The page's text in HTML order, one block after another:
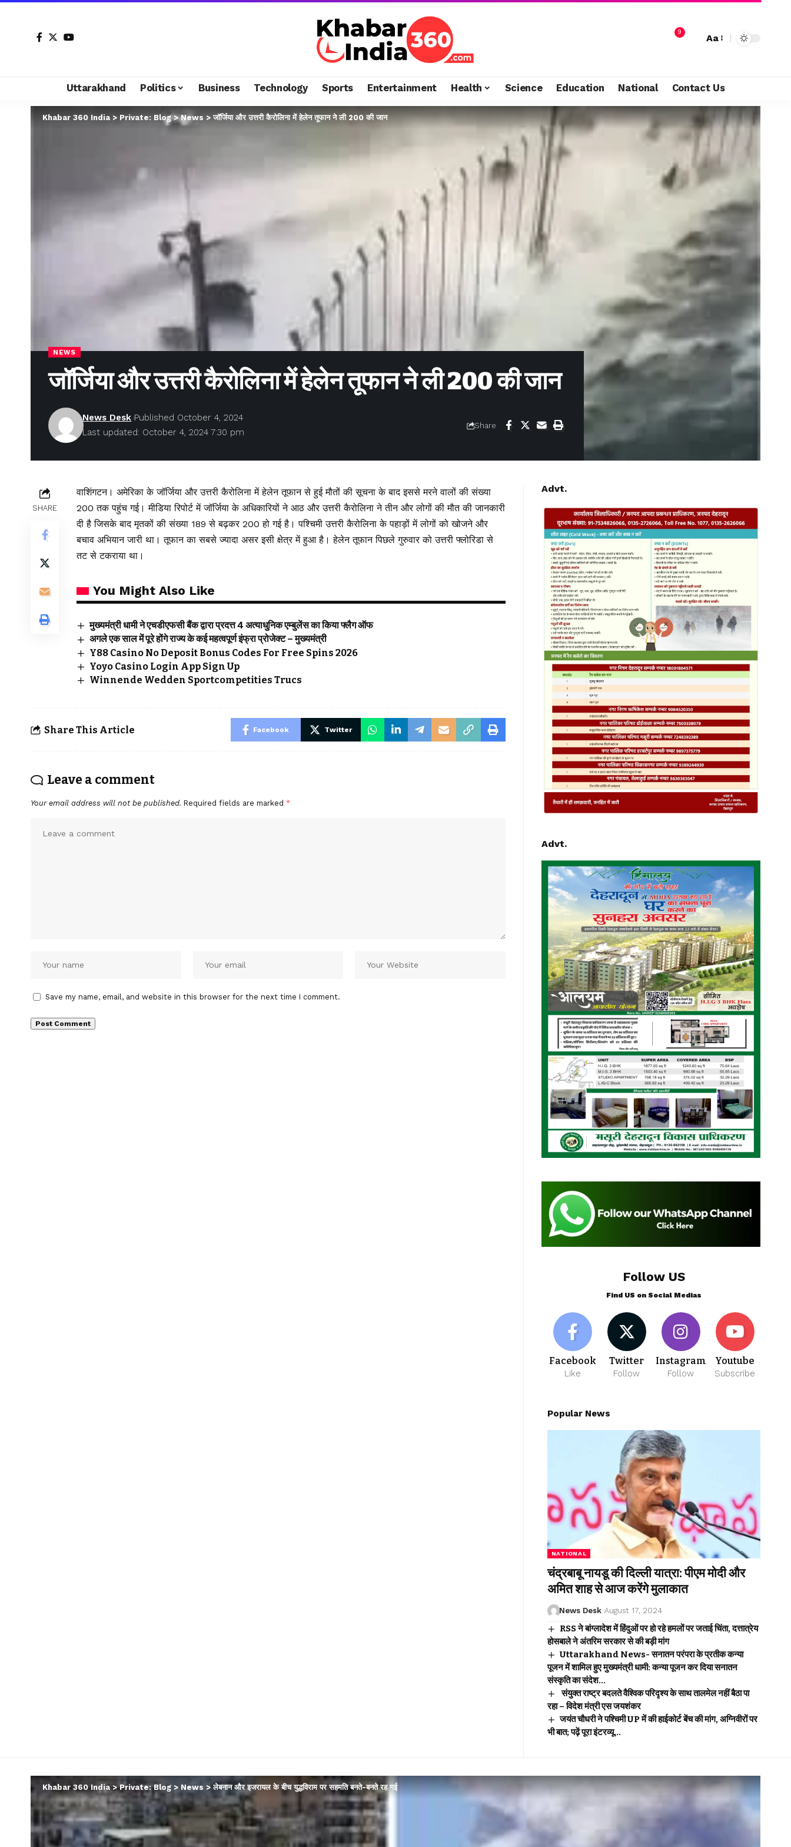
9
Aa
Uttarakhand Politics Business Technology Sports Entertainment Health Science Education National Contact Us
Khabar 360 India > Private: Blog>News > जॉर्जिया और उत्तरी कैरोलिना में हेलेन तूफान ने ली 200 की जान
NEWS
जॉर्जिया और उत्तरी कैरोलिना में हेलेन तूफान ने ली 200 की जान
Last updated: October 4, 2024 7:30 pm
News Desk Published October 4, 2024
Share
SHARE
वाशिंगटन। अमेरिका के जॉर्जिया और उत्तरी कैरोलिना में हेलेन तूफान से हुई मौतों की सूचना के बाद इससे मरने वालों की संख्या
200 तक पहुंच गई। मीडिया रिपोर्ट में जॉर्जिया के अधिकारियों ने आठ और उत्तरी कैरोलिना ने तीन और लोगों की मौत की जानकारी
दी है जिसके बाद मृतकों की संख्या 189 से बढ़कर 200 हो गई है। पश्चिमी उत्तरी कैरोलिना के पहाड़ों में लोगों को खोजने और
बचाव अभियान जारी था। तूफान का सबसे ज्यादा असर इसी क्षेत्र में हुआ है। हेलेन तूफान पिछले गुरुवार को उत्तरी फ्लोरिडा से
तट से टकराया था।
You Might Also Like
मुख्यमंत्री धामी ने एचडीएफसी बैंक द्वारा प्रदत्त 4 अत्याधुनिक एम्बुलेंस का किया फ्लैग ऑफ
अगले एक साल में पूरे होंगे राज्य के कई महत्वपूर्ण इंफ्रा प्रोजेक्ट – मुख्यमंत्री
Y88 Casino No Deposit Bonus Codes For Free Spins 2026
Yoyo Casino Login App Sign Up
Winnende Wedden Sportcompetities Trucs
Share This Article Facebook Twitter
Leave a comment
Your email address will not be published. Required fields are marked *
Save my name, email, and website in this browser for the next time I comment.
Advt.
Advt.
Follow US
Find US on Social Medias
Facebook
Like
Twitter
Follow
Instagram
Follow
Youtube
Subscribe
Popular News
NATIONAL
चंद्रबाबू नायडू की दिल्ली यात्रा: पीएम मोदी और
अमित शाह से आज करेंगे मुलाकात
News Desk August 17, 2024
RSS ने बांग्लादेश में हिंदुओं पर हो रहे हमलों पर जताई चिंता, दत्तात्रेय
होसबाले ने अंतरिम सरकार से की बड़ी मांग
Uttarakhand News- सनातन परंपरा के प्रतीक कन्या
पूजन में शामिल हुए मुख्यमंत्री धामी: कन्या पूजन कर दिया सनातन
संस्कृति का संदेश…
संयुक्त राष्ट्र बदलते वैश्विक परिदृश्य के साथ तालमेल नहीं बैठा पा
रहा – विदेश मंत्री एस जयशंकर
जयंत चौधरी ने पश्चिमी UP में की हाईकोर्ट बेंच की मांग, अग्निवीरों पर
भी बात; पढ़ें पूरा इंटरव्यू…
Khabar 360 India >Private: Blog > News >लेबनान और इजरायल के बीच युद्धविराम पर सहमति बनते-बनते रह गई